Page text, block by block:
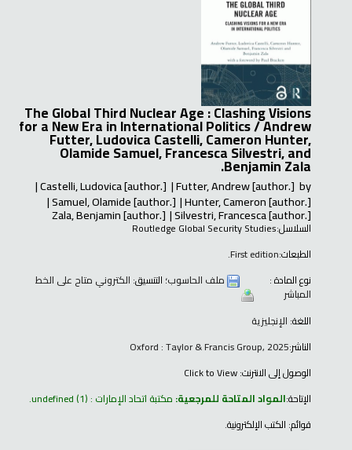
The Global Third Nuclear Age : Clashing Visions
for a New Era in International Politics /Andrew
Futter, Ludovica Castelli, Cameron Hunter,
Olamide Samuel, Francesca Silvestri, and
Benjamin Zala.
by
Futter, Andrew[author.]
Castelli, Ludovica[author.]
Hunter, Cameron[author.]
Samuel, Olamide[author.]
Silvestri, Francesca[author.]
Zala, Benjamin[author.]
السلاسل:Routledge Global Security Studies
الطبعات:First edition.
نوع المادة :
ملف الحاسوب؛ التنسيق: الكتروني متاح على الخط
المباشر
اللغة: الإنجليزية
الناشر:Oxford : Taylor & Francis Group, 2025
الوصول إلى الانترنت:Click to View
الإتاحة:المواد المتاحة للمرجعية: مكتبة اتحاد الإمارات : undefined(1).
قوائم: الكتب الإلكترونية.